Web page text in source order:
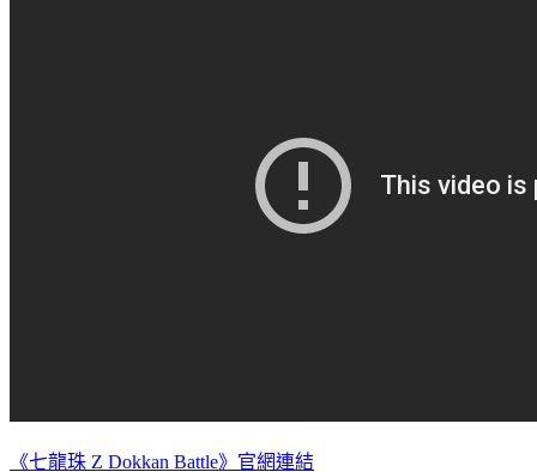
《七龍珠 Z Dokkan Battle》官網連結